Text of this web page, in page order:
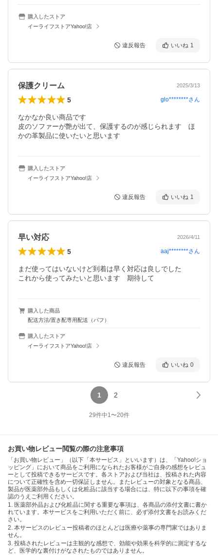
購入したストア
イーライフストアYahoo!店
違反報告 いいね 1
保護クリーム 2025/3/13
5 glo********さん
なかなか良い商品です
皮のソファーが艶が出て、保護するのが感じられます　ほ
購入したストア
イーライフストアYahoo!店
違反報告 いいね 1
早い対応 2026/4/11
5 aaj********さん
まだ使ってはいないけど到着は早く対応は良しでした
これから使ってみたいと思います　期待して
購入した商品
配送方法/置き配専用配送（パフ）
購入したストア
イーライフストアYahoo!店
違反報告 いいね 0
1 2
29件中1〜20件
お買い物レビュー閲覧の際の注意事項
「お買い物レビュー」（以下「本サービス」といいます）は、「Yahoo!ショ
ッピング」において商品をご利用になられたお客様がご自身の感想をレビュ
ーとして投稿できるサービスです。各ストアおよび当社は、投稿された内容
について正確性を含め一切保証しません。またレビューの対象となる商品、
製品が医薬部外品もしくは化粧品に該当する場合には、特に以下の事項を確
認のうえご利用ください。
1. 医薬部外品および化粧品に関する重要な事項は、各商品の添付文書に書か
れています。本サービスをご利用いただく前に、必ず添付文書をお読みくだ
さい。
2. 本サービスのレビュー投稿者のほとんどは医療や薬事の専門家ではありま
せん。
3. 投稿されたレビューは主観的な感想で、効能や効果を科学的に測定するな
ど、医学的な裏付けがなされたものではありません。